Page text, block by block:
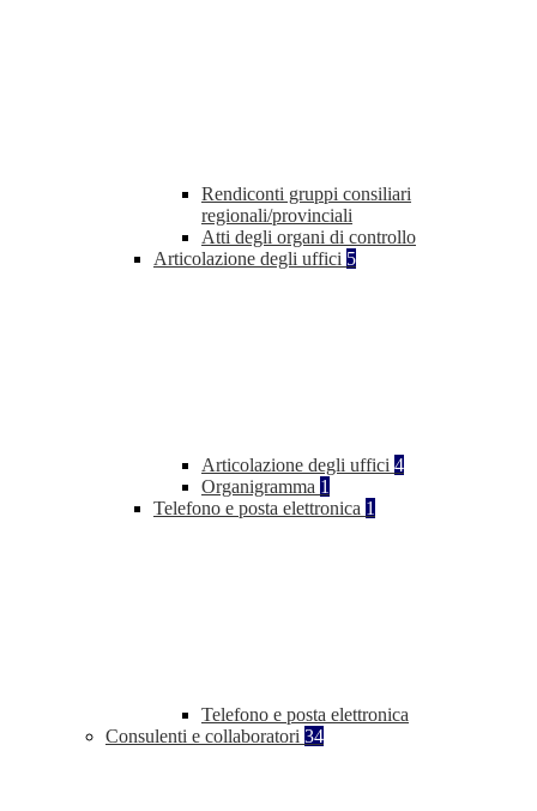
Rendiconti gruppi consiliari
regionali/provinciali
Atti degli organi di controllo
Articolazione degli uffici 5
Articolazione degli uffici 4
Organigramma 1
Telefono e posta elettronica 1
Telefono e posta elettronica
Consulenti e collaboratori 34